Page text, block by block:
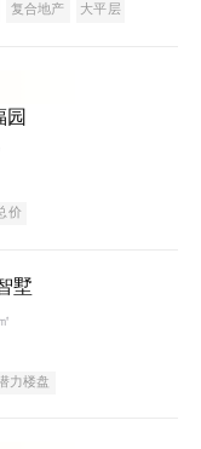
复合地产 大平层
园
价
墅
力楼盘